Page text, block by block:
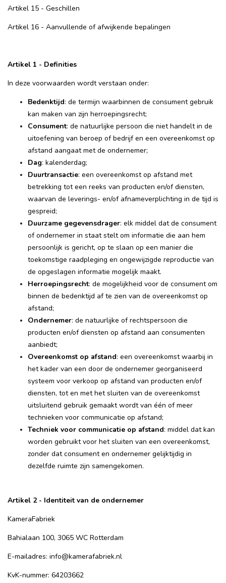
Artikel 15 - Geschillen
Artikel 16 - Aanvullende of afwijkende bepalingen
Artikel 1 - Definities
In deze voorwaarden wordt verstaan onder:
Bedenktijd: de termijn waarbinnen de consument gebruik
kan maken van zijn herroepingsrecht;
Consument: de natuurlijke persoon die niet handelt in de
uitoefening van beroep of bedrijf en een overeenkomst op
afstand aangaat met de ondernemer;
Dag: kalenderdag;
Duurtransactie: een overeenkomst op afstand met
betrekking tot een reeks van producten en/of diensten,
waarvan de leverings- en/of afnameverplichting in de tijd is
gespreid;
Duurzame gegevensdrager: elk middel dat de consument
of ondernemer in staat stelt om informatie die aan hem
persoonlijk is gericht, op te slaan op een manier die
toekomstige raadpleging en ongewijzigde reproductie van
de opgeslagen informatie mogelijk maakt.
Herroepingsrecht: de mogelijkheid voor de consument om
binnen de bedenktijd af te zien van de overeenkomst op
afstand;
Ondernemer: de natuurlijke of rechtspersoon die
producten en/of diensten op afstand aan consumenten
aanbiedt;
Overeenkomst op afstand: een overeenkomst waarbij in
het kader van een door de ondernemer georganiseerd
systeem voor verkoop op afstand van producten en/of
diensten, tot en met het sluiten van de overeenkomst
uitsluitend gebruik gemaakt wordt van één of meer
technieken voor communicatie op afstand;
Techniek voor communicatie op afstand: middel dat kan
worden gebruikt voor het sluiten van een overeenkomst,
zonder dat consument en ondernemer gelijktijdig in
dezelfde ruimte zijn samengekomen.
Artikel 2 - Identiteit van de ondernemer
KameraFabriek
Bahialaan 100, 3065 WC Rotterdam
E-mailadres: info@kamerafabriek.nl
KvK-nummer: 64203662